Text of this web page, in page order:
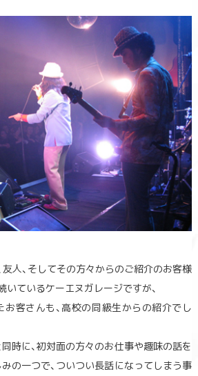
友人、そしてその方々からのご紹介のお客様
いているケーエヌガレージですが、
客さんも、高校の同級生からの紹介でし
時に、初対面の方々のお仕事や趣味の話を
の一つで、ついつい長話になってしまう事